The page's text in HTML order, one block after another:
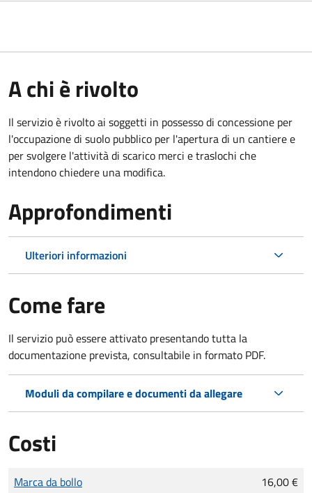
A chi è rivolto
Il servizio è rivolto ai soggetti in possesso di concessione per
l'occupazione di suolo pubblico per l'apertura di un cantiere e
per svolgere l'attività di scarico merci e traslochi che
intendono chiedere una modifica.
Approfondimenti
Ulteriori informazioni
Come fare
Il servizio può essere attivato presentando tutta la
documentazione prevista, consultabile in formato PDF.
Moduli da compilare e documenti da allegare
Costi
Tipo di pagamento
Importo
Marca da bollo 16,00 €